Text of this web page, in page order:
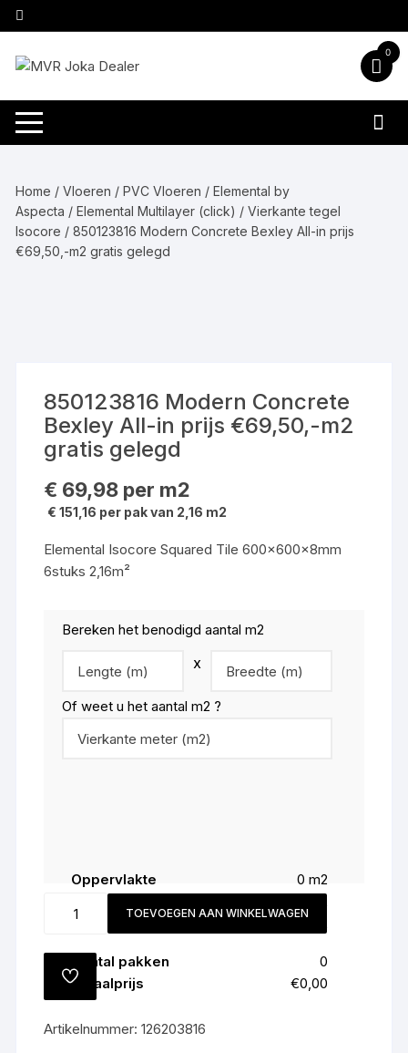
naar
inhoud
0
Home /Vloeren /PVC Vloeren /Elemental by
Aspecta /Elemental Multilayer (click) /Vierkante tegel
Isocore / 850123816 Modern Concrete Bexley All-in prijs
€69,50,-m2 gratis gelegd
850123816 Modern Concrete
Bexley All-in prijs €69,50,-m2
gratis gelegd
€ 69,98 per m2
€ 151,16 per pak van 2,16 m2
Elemental Isocore Squared Tile 600x600x8mm
6stuks 2,16m²
Bereken het benodigd aantal m2
x
Of weet u het aantal m2 ?
Oppervlakte 0 m2
Snijverlies (
m2
Totaal
0 m2
Aantal pakken
0
Totaalprijs
€0,00
Modern
Bexley
prijs
TOEVOEGEN AAN WINKELWAGEN
TOEVOEGEN
AAN
Artikelnummer:126203816